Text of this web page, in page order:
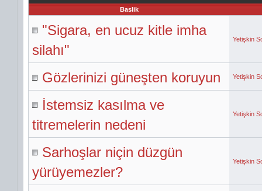
Baslik
"Sigara, en ucuz kitle imha
silahı"
Yetişkin
Gözlerinizi güneşten koruyun Yetişkin
İstemsiz kasılma ve
titremelerin nedeni
Yetişkin
Sarhoşlar niçin düzgün
yürüyemezler?
Yetişkin